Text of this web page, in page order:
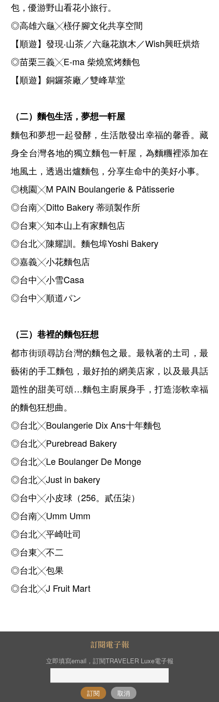
包，優游野山看花小旅行。
◎高雄六龜╳檨仔腳文化共享空間
【順遊】發現‧山茶／六龜花旗木／Wish興旺烘焙
◎苗栗三義╳E-ma 柴燒窯烤麵包
【順遊】銅鑼茶廠／雙峰草堂
（二）麵包生活，夢想一軒屋
麵包和夢想一起發酵，生活散發出幸福的馨香。藏
身全台灣各地的獨立麵包一軒屋，為麵糰裡添加在
地風土，透過出爐麵包，分享生命中的美好小事。
◎桃園╳M PAIN Boulangerie & Pâtisserie
◎台南╳Ditto Bakery 蒂頭製作所
◎台東╳知本山上有家麵包店
◎台北╳陳耀訓。麵包埠Yoshi Bakery
◎嘉義╳小花麵包店
◎台中╳小雪Casa
◎台中╳順道パン
（三）巷裡的麵包狂想
都市街頭尋訪台灣的麵包之最。最執著的土司，最
藝術的手工麵包，最好拍的網美店家，以及最具話
題性的甜美可頌…麵包主廚展身手，打造澎軟幸福
的麵包狂想曲。
◎台北╳Boulangerie Dix Ans十年麵包
◎台北╳Purebread Bakery
◎台北╳Le Boulanger De Monge
◎台北╳Just in bakery
◎台中╳小皮球（256。貳伍柒）
◎台南╳Umm Umm
◎台北╳平崎吐司
◎台東╳不二
◎台北╳包果
◎台北╳J Fruit Mart
訂閱電子報
立即填寫email，訂閱TRAVELER Luxe電子報
訂閱 取消